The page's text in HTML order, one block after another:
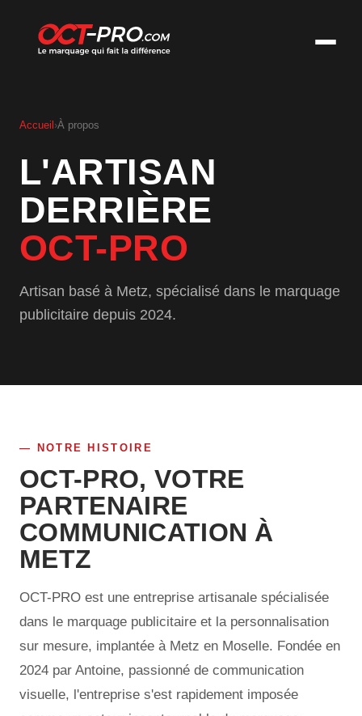
Accueil ›À propos
L'ARTISAN
DERRIÈRE
OCT-PRO
Artisan basé à Metz, spécialisé dans le marquage
publicitaire depuis 2024.
NOTRE HISTOIRE
OCT-PRO, VOTRE
PARTENAIRE
COMMUNICATION À
METZ
OCT-PRO est une entreprise artisanale spécialisée
dans le marquage publicitaire et la personnalisation
sur mesure, implantée à Metz en Moselle. Fondée en
2024 par Antoine, passionné de communication
visuelle, l'entreprise s'est rapidement imposée